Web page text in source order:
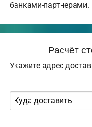
банками-партнерами.
Расчёт
Укажите адрес